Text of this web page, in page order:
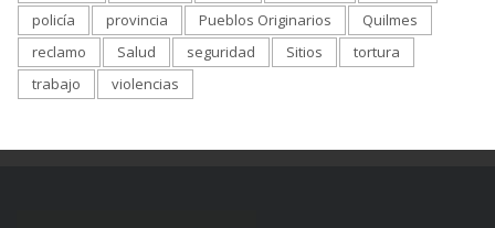
policía
provincia Pueblos Originarios
Quilmes
reclamo
Salud seguridad Sitios
tortura
trabajo
violencias